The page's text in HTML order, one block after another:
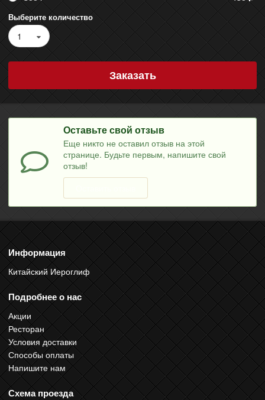
Выберите количество
1
Заказать
Оставьте свой отзыв
Еще никто не оставил отзыв на этой
странице. Будьте первым, напишите свой
отзыв!
Информация
Китайский Иероглиф
Подробнее о нас
Акции
Ресторан
Условия доставки
Способы оплаты
Напишите нам
Схема проезда